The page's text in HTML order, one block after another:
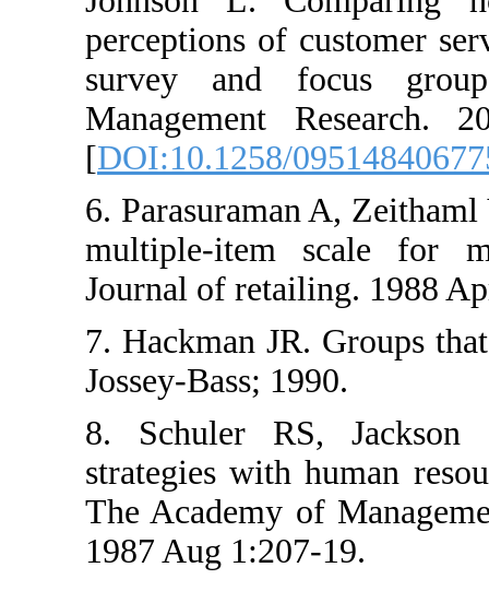
perceptions of
survey and
Management
[DOI:10.1258/
6. Parasuraman A,
multiple-item
Journal of
7. Hackman JR.
Jossey-Bass; 1990.
8. Schuler RS,
strategies with
The Academy of
1987 Aug 1:207-19.